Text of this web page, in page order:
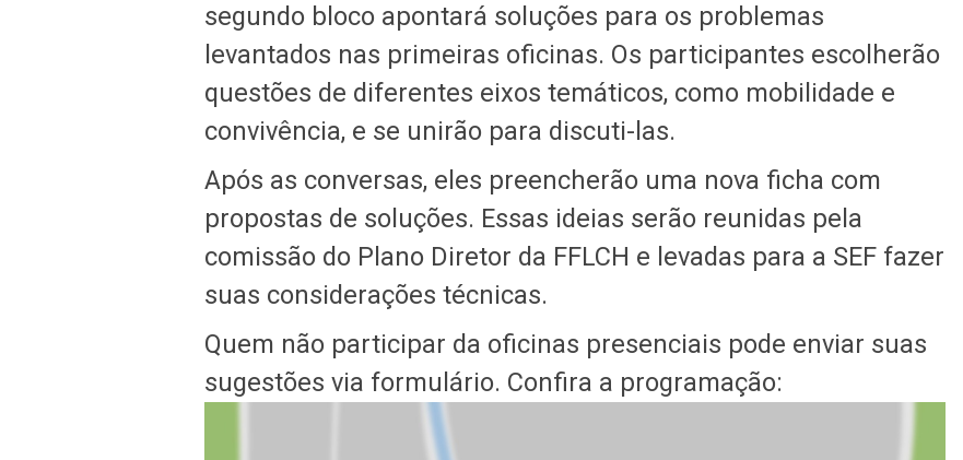
segundo bloco apontará soluções para os problemas
levantados nas primeiras oficinas. Os participantes escolherão
questões de diferentes eixos temáticos, como mobilidade e
convivência, e se unirão para discuti-las.
Após as conversas, eles preencherão uma nova ficha com
propostas de soluções. Essas ideias serão reunidas pela
comissão do Plano Diretor da FFLCH e levadas para a SEF fazer
suas considerações técnicas.
Quem não participar da oficinas presenciais pode enviar suas
sugestões via formulário. Confira a programação: